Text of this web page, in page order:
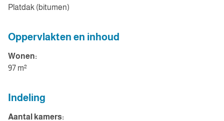
Platdak (bitumen)
Oppervlakten en inhoud
Wonen:
97 m²
Indeling
Aantal kamers: